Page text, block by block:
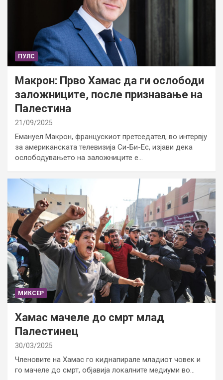
ПУЛС
Макрон: Прво Хамас да ги ослободи
заложниците, после признавање на
Палестина
21/09/2025
Емануел Макрон, францускиот претседател, во интервју
за американската телевизија Си-Би-Ес, изјави дека
ослободувањето на заложниците е…
МИКСЕР
Хамас мачеле до смрт млад
Палестинец
30/03/2025
Членовите на Хамас го киднапирале младиот човек и
го мачеле до смрт, објавија локалните медиуми во…